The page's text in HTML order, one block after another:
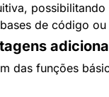
possibilitando
de código
das funções